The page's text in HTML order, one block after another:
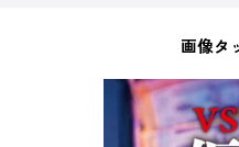
画像タ